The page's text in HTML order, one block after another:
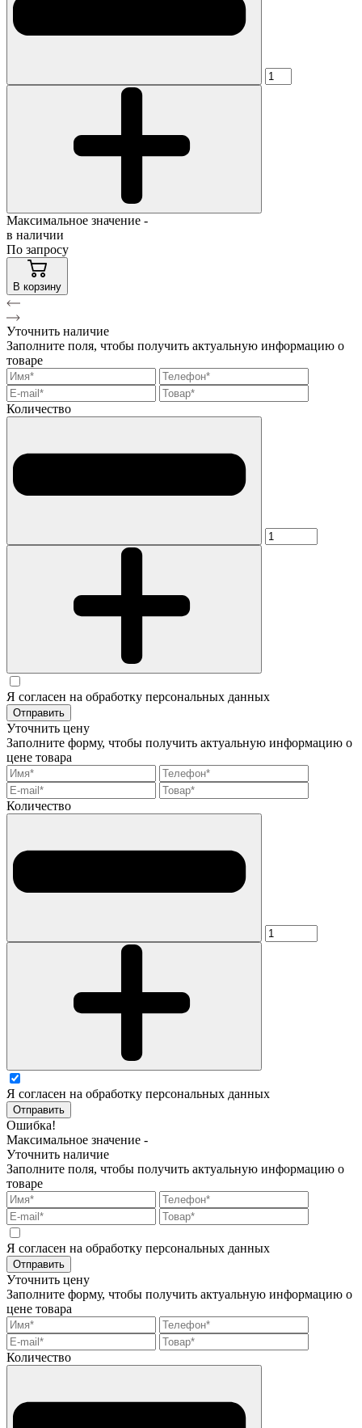
Максимальное значение -
в наличии
По запросу
В корзину
Уточнить наличие
Заполните поля, чтобы получить актуальную информацию о
товаре
Количество
Я согласен на обработку персональных данных
Отправить
Уточнить цену
Заполните форму, чтобы получить актуальную информацию о
цене товара
Количество
Я согласен на обработку персональных данных
Отправить
Ошибка!
Максимальное значение -
Уточнить наличие
Заполните поля, чтобы получить актуальную информацию о
товаре
Я согласен на обработку персональных данных
Отправить
Уточнить цену
Заполните форму, чтобы получить актуальную информацию о
цене товара
Количество